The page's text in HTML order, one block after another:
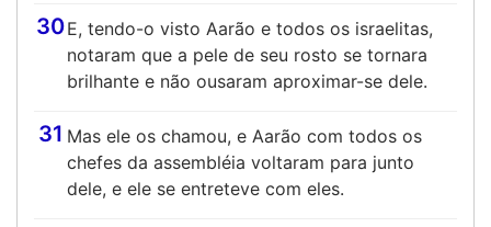
30E, tendo-o visto Aarão e todos os israelitas,
notaram que a pele de seu rosto se tornara
brilhante e não ousaram aproximar-se dele.
31 Mas ele os chamou, e Aarão com todos os
chefes da assembléia voltaram para junto
dele, e ele se entreteve com eles.